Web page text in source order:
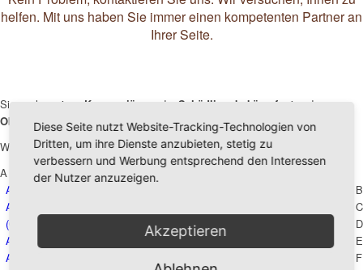
helfen. Mit uns haben Sie immer einen kompetenten Partner an
Ihrer Seite.
Sie suchen einen Kammerjäger oder Schädlingsbekämpfer
in oder um
Oberdischingen?
Wir sind an folgenden Orten für Sie da:
A
Achberg
Achenkirch
(Österreich)
Achstetten
Adelshofen
Aletshausen
Allmendingen
Altenstadt
B
C
D
E
F
Diese Seite nutzt Website-Tracking-Technologien von
Dritten, um ihre Dienste anzubieten, stetig zu
verbessern und Werbung entsprechend den Interessen
der Nutzer anzuzeigen.
Akzeptieren